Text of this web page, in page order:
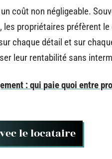
coût non négligeable.
les propriétaires préfèrent
chaque détail et sur
leur rentabilité sans
: qui paie quoi entre
le locataire